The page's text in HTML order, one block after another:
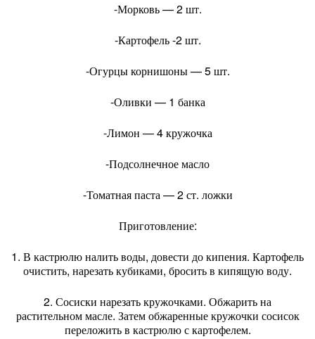
-Морковь — 2 шт.
-Картофель -2 шт.
-Огурцы корнишоны — 5 шт.
-Оливки — 1 банка
-Лимон — 4 кружочка
-Подсолнечное масло
-Томатная паста — 2 ст. ложки
Приготовление:
1. В кастрюлю налить воды, довести до кипения. Картофель
очистить, нарезать кубиками, бросить в кипящую воду.
2. Сосиски нарезать кружочками. Обжарить на
растительном масле. Затем обжаренные кружочки сосисок
переложить в кастрюлю с картофелем.